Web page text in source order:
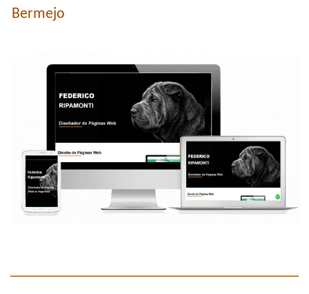
Bermejo